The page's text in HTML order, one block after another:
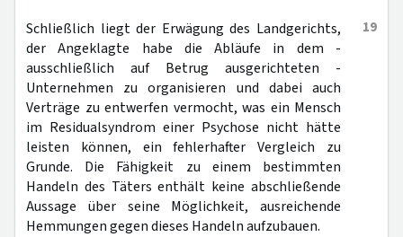
19
Schließlich liegt der Erwägung des Landgerichts,
der Angeklagte habe die Abläufe in dem -
ausschließlich auf Betrug ausgerichteten -
Unternehmen zu organisieren und dabei auch
Verträge zu entwerfen vermocht, was ein Mensch
im Residualsyndrom einer Psychose nicht hätte
leisten können, ein fehlerhafter Vergleich zu
Grunde. Die Fähigkeit zu einem bestimmten
Handeln des Täters enthält keine abschließende
Aussage über seine Möglichkeit, ausreichende
Hemmungen gegen dieses Handeln aufzubauen.